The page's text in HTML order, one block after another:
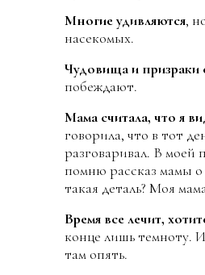
Многие удивляются,
насекомых.
Чудовища и призраки
побеждают.
Мама считала, что я
говорила, что в тот
разговаривал. В моей
помню рассказ мамы о
такая деталь? Моя
Время все лечит,
конце лишь темноту.
там опять.